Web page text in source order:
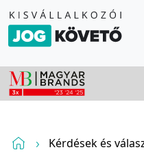
Kérdések és